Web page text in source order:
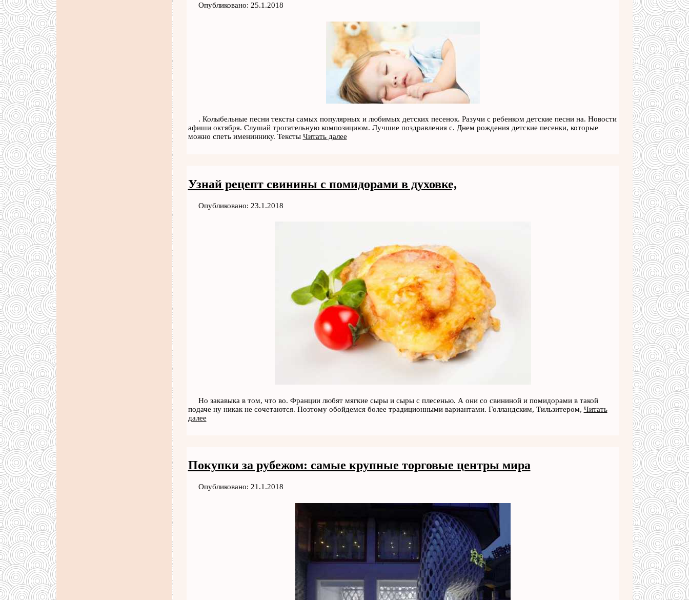
Опубликовано: 25.1.2018
. Колыбельные песни тексты самых популярных и любимых детских песенок. Разучи с ребенком детские песни на. Новости
афиши октября. Слушай трогательную композициюм. Лучшие поздравления с. Днем рождения детские песенки, которые
можно спеть имениннику. Тексты Читать далее
Узнай рецепт свинины с помидорами в духовке,
Опубликовано: 23.1.2018
Но закавыка в том, что во. Франции любят мягкие сыры и сыры с плесенью. А они со свининой и помидорами в такой
подаче ну никак не сочетаются. Поэтому обойдемся более традиционными вариантами. Голландским, Тильзитером, Читать
далее
Покупки за рубежом: самые крупные торговые центры мира
Опубликовано: 21.1.2018